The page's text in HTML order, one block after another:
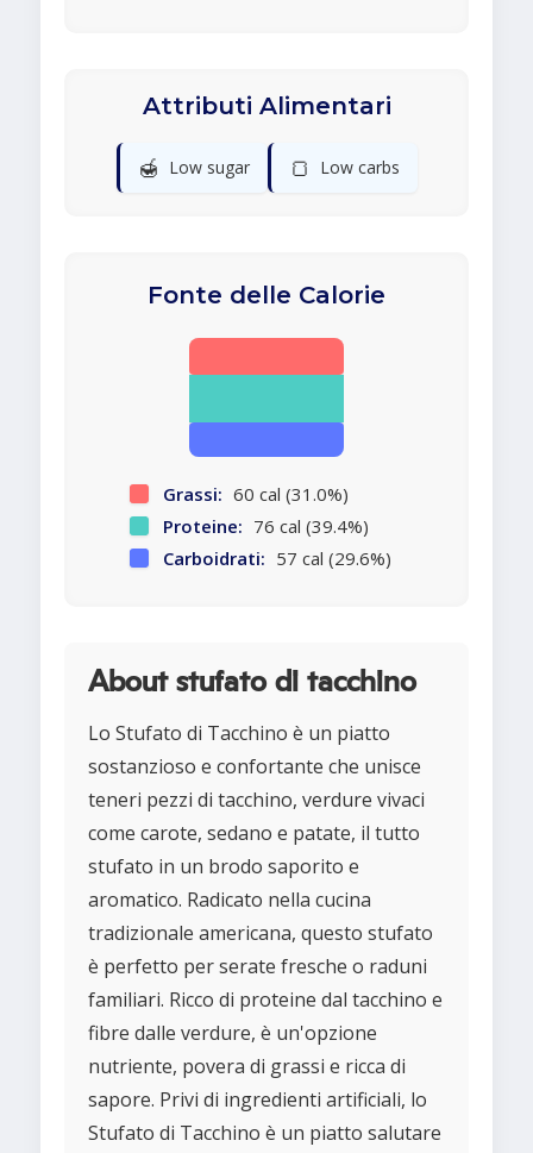
Attributi Alimentari
🍯 Low sugar 🍞 Low carbs
Fonte delle Calorie
Grassi: 60 cal (31.0%)
Proteine: 76 cal (39.4%)
Carboidrati: 57 cal (29.6%)
About stufato di tacchino
Lo Stufato di Tacchino è un piatto
sostanzioso e confortante che unisce
teneri pezzi di tacchino, verdure vivaci
come carote, sedano e patate, il tutto
stufato in un brodo saporito e
aromatico. Radicato nella cucina
tradizionale americana, questo stufato
è perfetto per serate fresche o raduni
familiari. Ricco di proteine dal tacchino e
fibre dalle verdure, è un'opzione
nutriente, povera di grassi e ricca di
sapore. Privi di ingredienti artificiali, lo
Stufato di Tacchino è un piatto salutare